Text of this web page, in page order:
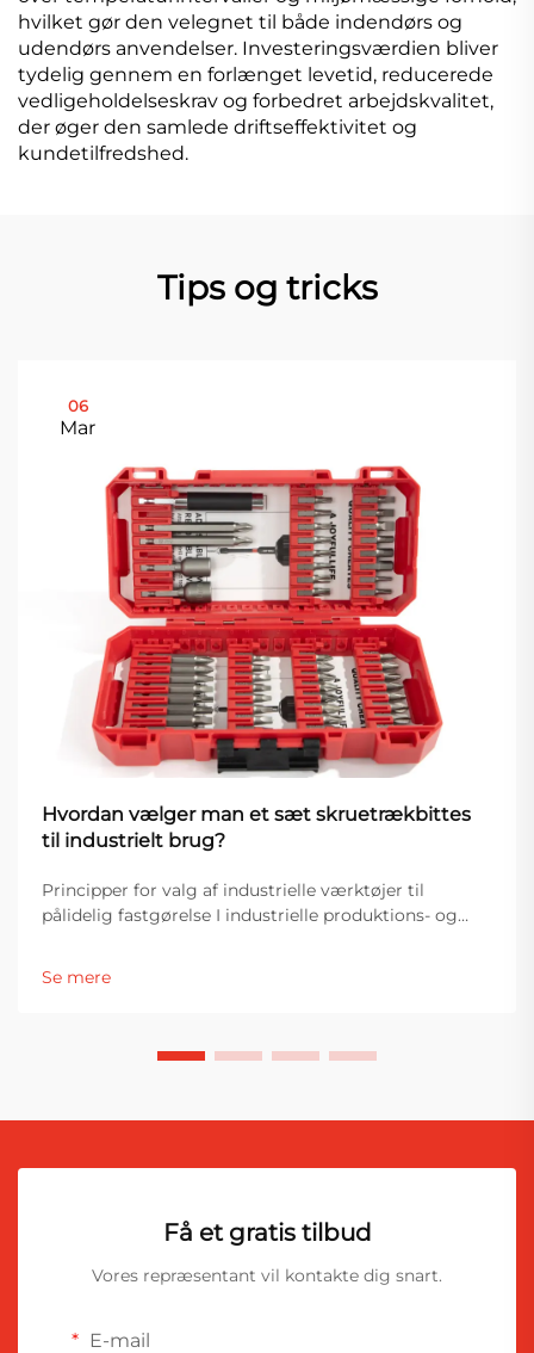
hvilket gør den velegnet til både indendørs og
udendørs anvendelser. Investeringsværdien bliver
tydelig gennem en forlænget levetid, reducerede
vedligeholdelseskrav og forbedret arbejdskvalitet,
der øger den samlede driftseffektivitet og
kundetilfredshed.
Tips og tricks
06
Mar
Hvordan vælger man et sæt skruetrækbittes
til industrielt brug?
Principper for valg af industrielle værktøjer til
pålidelig fastgørelse I industrielle produktions- og
Blandt de væsentligste fastgørelsesværktøjer er en
Se mere
Få et gratis tilbud
Vores repræsentant vil kontakte dig snart.
E-mail